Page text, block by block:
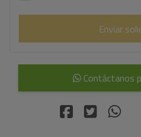
Enviar
Contáctanos